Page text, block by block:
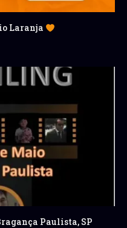
Laranja
Paulista, SP